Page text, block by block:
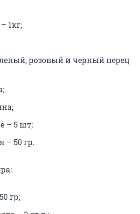
1кг;
розовый и черный перец
– 5 шт;
– 50 гр.
гр;